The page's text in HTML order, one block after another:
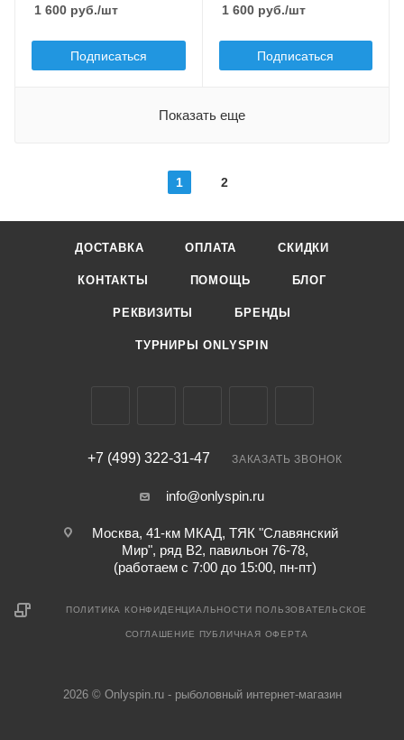
1.7
Плавучесть
floating (F)
1 600 руб./шт
Подписаться
1 600руб./шт
Подписаться
Показать еще
1 2
ДОСТАВКА ОПЛАТА СКИДКИ
КОНТАКТЫ ПОМОЩЬ БЛОГ
РЕКВИЗИТЫ БРЕНДЫ
ТУРНИРЫ ONLYSPIN
+7 (499) 322-31-47 ЗАКАЗАТЬ ЗВОНОК
info@onlyspin.ru
Москва, 41-км МКАД, ТЯК "Славянский
Мир", ряд В2, павильон 76-78,
(работаем с 7:00 до 15:00, пн-пт)
ПОЛИТИКА КОНФИДЕНЦИАЛЬНОСТИ ПОЛЬЗОВАТЕЛЬСКОЕ
СОГЛАШЕНИЕ ПУБЛИЧНАЯ ОФЕРТА
2026 © Onlyspin.ru - рыболовный интернет-магазин